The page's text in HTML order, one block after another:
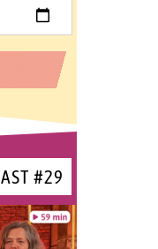
#29